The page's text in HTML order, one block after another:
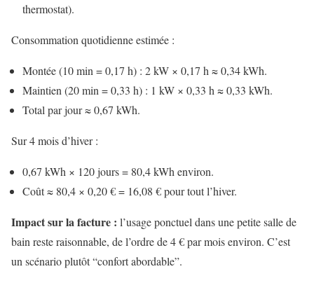
thermostat).
Consommation quotidienne estimée :
Montée (10 min = 0,17 h) : 2 kW × 0,17 h ≈ 0,34 kWh.
Maintien (20 min = 0,33 h) : 1 kW × 0,33 h ≈ 0,33 kWh.
Total par jour ≈ 0,67 kWh.
Sur 4 mois d’hiver :
0,67 kWh × 120 jours = 80,4 kWh environ.
Coût ≈ 80,4 × 0,20 € = 16,08 € pour tout l’hiver.
Impact sur la facture : l’usage ponctuel dans une petite salle de
bain reste raisonnable, de l’ordre de 4 € par mois environ. C’est
un scénario plutôt “confort abordable”.